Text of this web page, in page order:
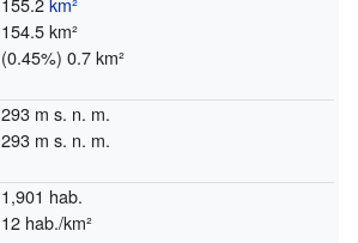
154.5 km²
(0.45%) 0.7 km²
293 m s. n. m.
293 m s. n. m.
1,901 hab.
12 hab./km²